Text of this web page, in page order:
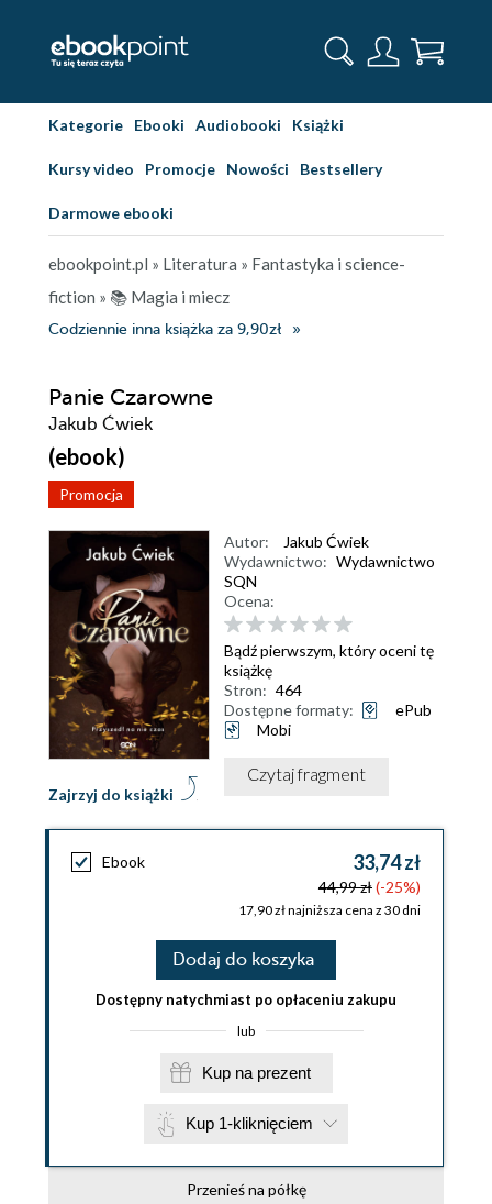
Kategorie Ebooki Audiobooki Książki
Kursy video Promocje Nowości Bestsellery
Darmowe ebooki
ebookpoint.pl » Literatura » Fantastyka i science-
fiction » 📚 Magia i miecz
Codziennie inna książka za 9,90zł
Panie Czarowne
Jakub Ćwiek
(ebook)
Promocja
Zajrzyj do książki
Autor:
Jakub Ćwiek
Wydawnictwo: Wydawnictwo
SQN
Ocena:
Bądź pierwszym, który oceni tę
książkę
Stron: 464
Dostępne formaty:
ePub
Mobi
Czytaj fragment
Ebook 33,74 zł
44,99 zł(-25%)
17,90 zł najniższa cena z 30 dni
Dodaj do koszyka
Dostępny natychmiast po opłaceniu zakupu
lub
Kup na prezent
Kup 1-kliknięciem
Przenieś na półkę